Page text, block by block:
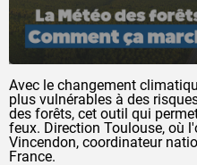
Avec le changement
plus vulnérables à des
des forêts, cet outil qui
feux. Direction Toulouse, où
Vincendon, coordinateur
France.